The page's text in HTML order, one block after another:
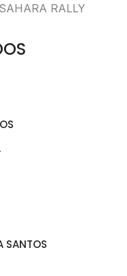
RALLY
SANTOS